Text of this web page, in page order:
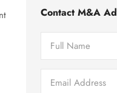
Contact M&A